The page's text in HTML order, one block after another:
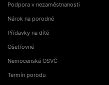
Podpora v nezaměstnanosti
Nárok na porodné
Přídavky na dítě
Ošetřovné
Nemocenská OSVČ
Termín porodu